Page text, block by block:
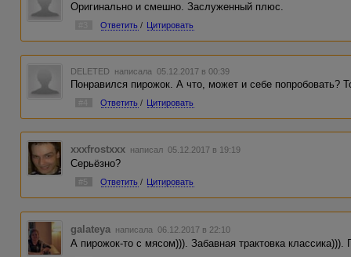
Оригинально и смешно. Заслуженный плюс.
Ответить / Цитировать
DELETED написала 05.12.2017 в 00:39
Понравился пирожок. А что, может и себе попробовать?
Ответить / Цитировать
xxxfrostxxx написал 05.12.2017 в 19:19
Серьёзно?
#5 Ответить / Цитировать
galateya написала 06.12.2017 в 22:10
А пирожок-то с мясом))). Забавная трактовка